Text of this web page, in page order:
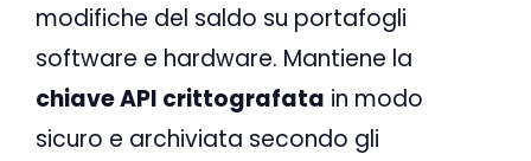
modifiche del saldo su portafogli
software e hardware. Mantiene la
chiave API crittografata in modo
sicuro e archiviata secondo gli